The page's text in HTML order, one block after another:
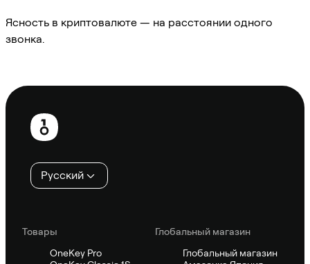
Ясность в криптовалюте — на расстоянии одного
звонка.
Нижний
колонтитул
Русский
Товары
OneKey Pro
Глобальный магазин
Глобальный магазин